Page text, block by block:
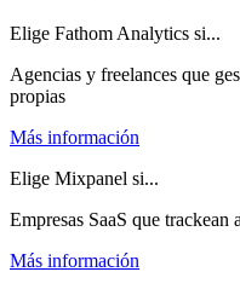
Elige Fathom Analytics si...
Agencias y freelances que
propias
Más información
Elige Mixpanel si...
Empresas SaaS que
Más información